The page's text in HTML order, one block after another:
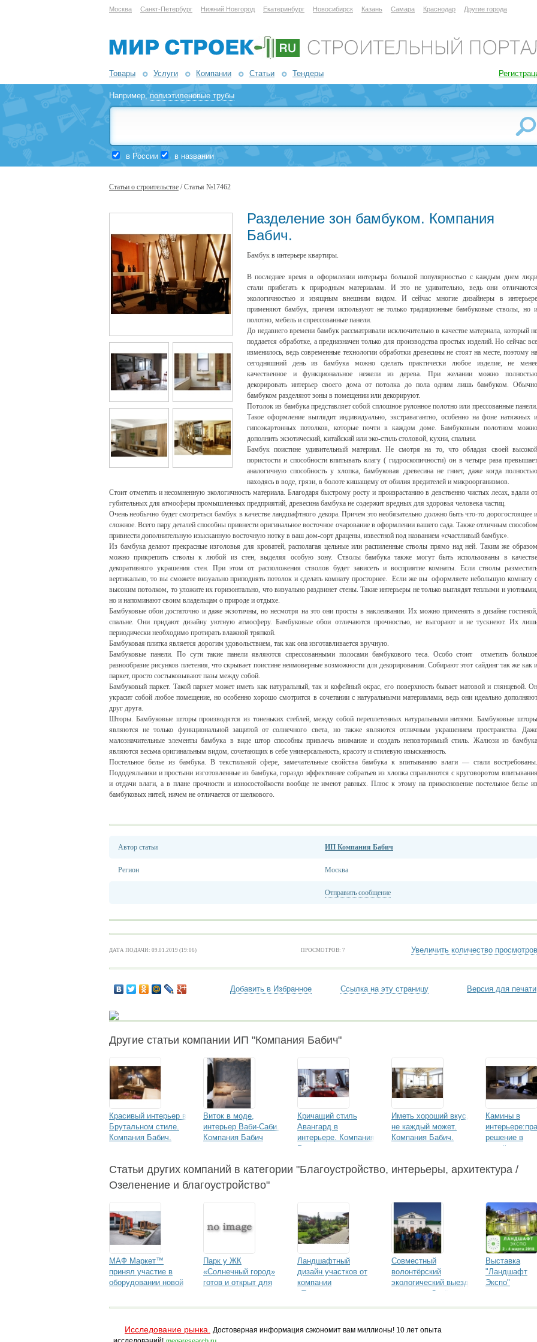
Москва Санкт-Петербург Нижний Новгород Екатеринбург Новосибирск Казань Самара Краснодар Другие города
Товары Услуги Компании Статьи Тендеры
Например,полиэтиленовые трубы
в России в названии
Статьи о строительстве / Статья №17462
Разделение зон бамбуком. Компания
Бабич.
Бамбук в интерьере квартиры.
В последнее время в оформлении интерьера большой популярностью с каждым днем люди
стали прибегать к природным материалам. И это не удивительно, ведь они отличаются
экологичностью и изящным внешним видом. И сейчас многие дизайнеры в интерьере
применяют бамбук, причем используют не только традиционные бамбуковые стволы, но и
полотно, мебель и спрессованные панели.
До недавнего времени бамбук рассматривали исключительно в качестве материала, который не
поддается обработке, а предназначен только для производства простых изделий. Но сейчас все
изменилось, ведь современные технологии обработки древесины не стоят на месте, поэтому на
сегодняшний день из бамбука можно сделать практически любое изделие, не менее
качественное и функциональное нежели из дерева. При желании можно полностью
декорировать интерьер своего дома от потолка до пола одним лишь бамбуком. Обычно
бамбуком разделяют зоны в помещении или декорируют.
Потолок из бамбука представляет собой сплошное рулонное полотно или прессованные панели.
Такое оформление выглядит индивидуально, экстравагантно, особенно на фоне натяжных и
гипсокартонных потолков, которые почти в каждом доме. Бамбуковым полотном можно
дополнить экзотический, китайский или эко-стиль столовой, кухни, спальни.
Бамбук поистине удивительный материал. Не смотря на то, что обладая своей высокой
пористости и способности впитывать влагу ( гидроскопичности) он в четыре раза превышает
аналогичную способность у хлопка, бамбуковая древесина не гниет, даже когда полностью
находясь в воде, грязи, в болоте кишащему от обилия вредителей и микроорганизмов.
Стоит отметить и несомненную экологичность материала. Благодаря быстрому росту и произрастанию в девственно чистых лесах, вдали от
губительных для атмосферы промышленных предприятий, древесина бамбука не содержит вредных для здоровья человека частиц.
Очень необычно будет смотреться бамбук в качестве ландшафтного декора. Причем это необязательно должно быть что-то дорогостоящее и
сложное. Всего пару деталей способны привнести оригинальное восточное очарование в оформлении вашего сада. Также отличным способом
привнести дополнительную изысканную восточную нотку в ваш дом-сорт драцены, известной под названием «счастливый бамбук».
Из бамбука делают прекрасные изголовья для кроватей, располагая цельные или распиленные стволы прямо над ней. Таким же образом
можно прикрепить стволы к любой из стен, выделяя особую зону. Стволы бамбука также могут быть использованы в качестве
декоративного украшения стен. При этом от расположения стволов будет зависеть и восприятие комнаты. Если стволы разместить
вертикально, то вы сможете визуально приподнять потолок и сделать комнату просторнее. Если же вы оформляете небольшую комнату с
высоким потолком, то уложите их горизонтально, что визуально раздвинет стены. Такие интерьеры не только выглядят теплыми и уютными,
но и напоминают своим владельцам о природе и отдыхе.
Бамбуковые обои достаточно и даже экзотичны, но несмотря на это они просты в наклеивании. Их можно применять в дизайне гостиной,
спальне. Они придают дизайну уютную атмосферу. Бамбуковые обои отличаются прочностью, не выгорают и не тускнеют. Их лишь
периодически необходимо протирать влажной тряпкой.
Бамбуковая плитка является дорогим удовольствием, так как она изготавливается вручную.
Бамбуковые панели. По сути такие панели являются спрессованными полосами бамбукового теса. Особо стоит отметить большое
разнообразие рисунков плетения, что скрывает поистине неимоверные возможности для декорирования. Собирают этот сайдинг так же как и
паркет, просто состыковывают пазы между собой.
Бамбуковый паркет. Такой паркет может иметь как натуральный, так и кофейный окрас, его поверхность бывает матовой и глянцевой. Он
украсит собой любое помещение, но особенно хорошо смотрится в сочетании с натуральными материалами, ведь они идеально дополняют
друг друга.
Шторы. Бамбуковые шторы производятся из тоненьких стеблей, между собой переплетенных натуральными нитями. Бамбуковые шторы
являются не только функциональной защитой от солнечного света, но также являются отличным украшением пространства. Даже
малозначительные элементы бамбука в виде штор способны привлечь внимание и создать неповторимый стиль. Жалюзи из бамбука
являются весьма оригинальным видом, сочетающих в себе универсальность, красоту и стилевую изысканность.
Постельное белье из бамбука. В текстильной сфере, замечательные свойства бамбука к впитыванию влаги — стали востребованы.
Пододеяльники и простыни изготовленные из бамбука, гораздо эффективнее собратьев из хлопка справляются с круговоротом впитывания
и отдачи влаги, а в плане прочности и износостойкости вообще не имеют равных. Плюс к этому на прикосновение постельное белье из
бамбуковых нитей, ничем не отличается от шелкового.
Автор статьи ИП Компания Бабич
Регион Москва
Отправить сообщение
ДАТА ПОДАЧИ: 09.01.2019 (19:06) ПРОСМОТРОВ: 7 Увеличить количество просмотров
Добавить в Избранное Ссылка на эту страницу Версия для печати
Другие статьи компании ИП "Компания Бабич"
Красивый интерьер в
Брутальном стиле.
Компания Бабич.
Виток в моде,
интерьер Ваби-Саби.
Компания Бабич
Кричащий стиль
Авангард в
интерьере. Компания
Бабич
Иметь хороший вкус,
не каждый может.
Компания Бабич.
Камины в
решение в
дизайне.
Статьи других компаний в категории "Благоустройство, интерьеры, архитектура /
Озеленение и благоустройство"
МАФ Маркет™
принял участие в
оборудовании новой
Парк у ЖК
«Солнечный город»
готов и открыт для
Ландшафтный
дизайн участков от
компании
«Травушка.ру»
Совместный
волонтёрский
экологический выезд
концерна «Декёнинк»
Выставка
"Ландшафт
Экспо"
Исследование рынка.
Достоверная информация сэкономит вам миллионы! 10 лет опыта